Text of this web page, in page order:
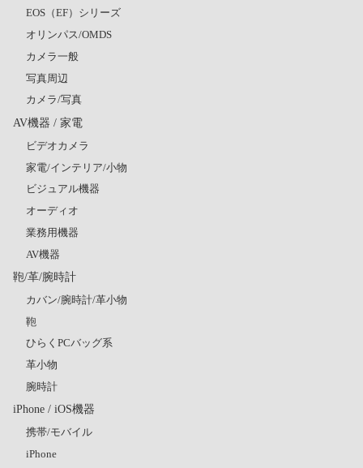
EOS（EF）シリーズ
オリンパス/OMDS
カメラ一般
写真周辺
カメラ/写真
AV機器 / 家電
ビデオカメラ
家電/インテリア/小物
ビジュアル機器
オーディオ
業務用機器
AV機器
鞄/革/腕時計
カバン/腕時計/革小物
鞄
ひらくPCバッグ系
革小物
腕時計
iPhone / iOS機器
携帯/モバイル
iPhone